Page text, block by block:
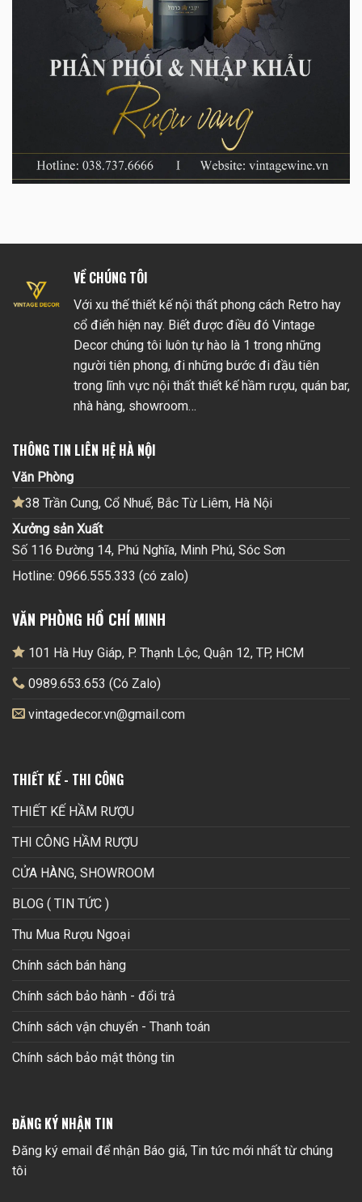
VỀ CHÚNG TÔI
Với xu thế thiết kế nội thất phong cách Retro hay
cổ điển hiện nay. Biết được điều đó Vintage
Decor chúng tôi luôn tự hào là 1 trong những
người tiên phong, đi những bước đi đầu tiên
trong lĩnh vực nội thất thiết kế hầm rượu, quán bar,
nhà hàng, showroom…
THÔNG TIN LIÊN HỆ HÀ NỘI
Văn Phòng
38 Trần Cung, Cổ Nhuế, Bắc Từ Liêm, Hà Nội
Xưởng sản Xuất
Số 116 Đường 14, Phú Nghĩa, Minh Phú, Sóc Sơn
Hotline: 0966.555.333 (có zalo)
VĂN PHÒNG HỒ CHÍ MINH
101 Hà Huy Giáp, P. Thạnh Lộc, Quận 12, TP, HCM
0989.653.653 (Có Zalo)
vintagedecor.vn@gmail.com
THIẾT KẾ - THI CÔNG
THIẾT KẾ HẦM RƯỢU
THI CÔNG HẦM RƯỢU
CỬA HÀNG, SHOWROOM
BLOG ( TIN TỨC )
Thu Mua Rượu Ngoại
Chính sách bán hàng
Chính sách bảo hành - đổi trả
Chính sách vận chuyển - Thanh toán
Chính sách bảo mật thông tin
ĐĂNG KÝ NHẬN TIN
Đăng ký email để nhận Báo giá, Tin tức mới nhất từ chúng
tôi